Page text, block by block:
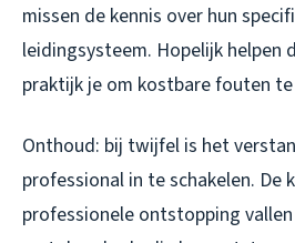
missen de kennis over hun
leidingsysteem. Hopelijk helpen
praktijk je om kostbare fouten
Onthoud: bij twijfel is het
professional in te schakelen. De
professionele ontstopping